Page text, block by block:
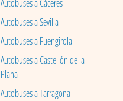
Autobuses a Cáceres
Autobuses a Sevilla
Autobuses a Fuengirola
Autobuses a Castellón de la
Plana
Autobuses a Tarragona